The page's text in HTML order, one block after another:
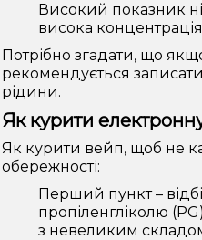
Високий показник
висока
Потрібно згадати, що
рекомендується
рідини.
Як курити
Як курити вейп, щоб не
обережності:
Перший пункт –
пропіленгліколю
з невеликим